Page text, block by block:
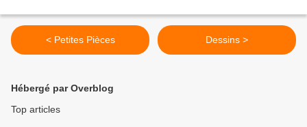
< Petites Pièces Dessins >
Hébergé par Overblog
Top articles